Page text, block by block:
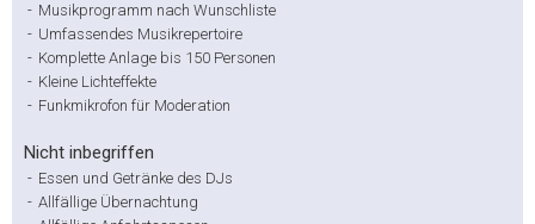
- Musikprogramm nach Wunschliste
- Umfassendes Musikrepertoire
- Komplette Anlage bis 150 Personen
- Kleine Lichteffekte
- Funkmikrofon für Moderation
Nicht inbegriffen
- Essen und Getränke des DJs
- Allfällige Übernachtung